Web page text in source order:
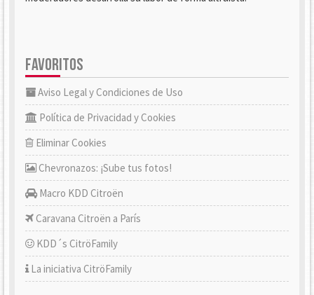
FAVORITOS
Aviso Legal y Condiciones de Uso
Política de Privacidad y Cookies
Eliminar Cookies
Chevronazos: ¡Sube tus fotos!
Macro KDD Citroën
Caravana Citroën a París
KDD´s CitröFamily
La iniciativa CitröFamily